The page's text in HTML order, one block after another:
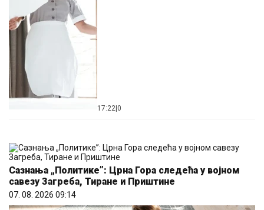
17:22 0
Сазнања „Политике”: Црна Гора следећа у војном
савезу Загреба, Тиране и Приштине
07. 08. 2026 09:14